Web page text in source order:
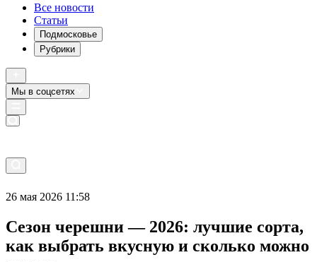
Все новости
Статьи
Подмосковье
Рубрики
Мы в соцсетях
26 мая 2026 11:58
Сезон черешни — 2026: лучшие сорта,
как выбрать вкусную и сколько можно